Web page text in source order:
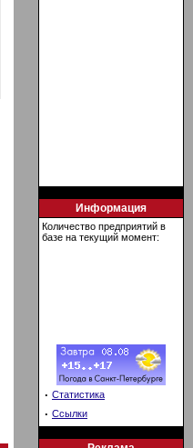
Информация
Количество предприятий в
базе на текущий момент:
· Статистика
· Ссылки